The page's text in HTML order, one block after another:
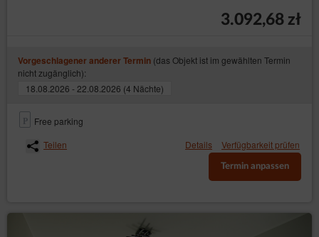
3.092,68 zł
Vorgeschlagener anderer Termin (das Objekt ist im gewählten Termin
nicht zugänglich):
18.08.2026 - 22.08.2026 (4 Nächte)
Free parking
Teilen
Details Verfügbarkeit prüfen
Termin anpassen